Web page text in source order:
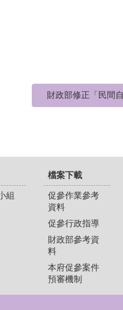
財政部修正「民間
組
檔案下載
促參作業參考
資料
促參行政指導
財政部參考資
料
本府促參案件
預審機制